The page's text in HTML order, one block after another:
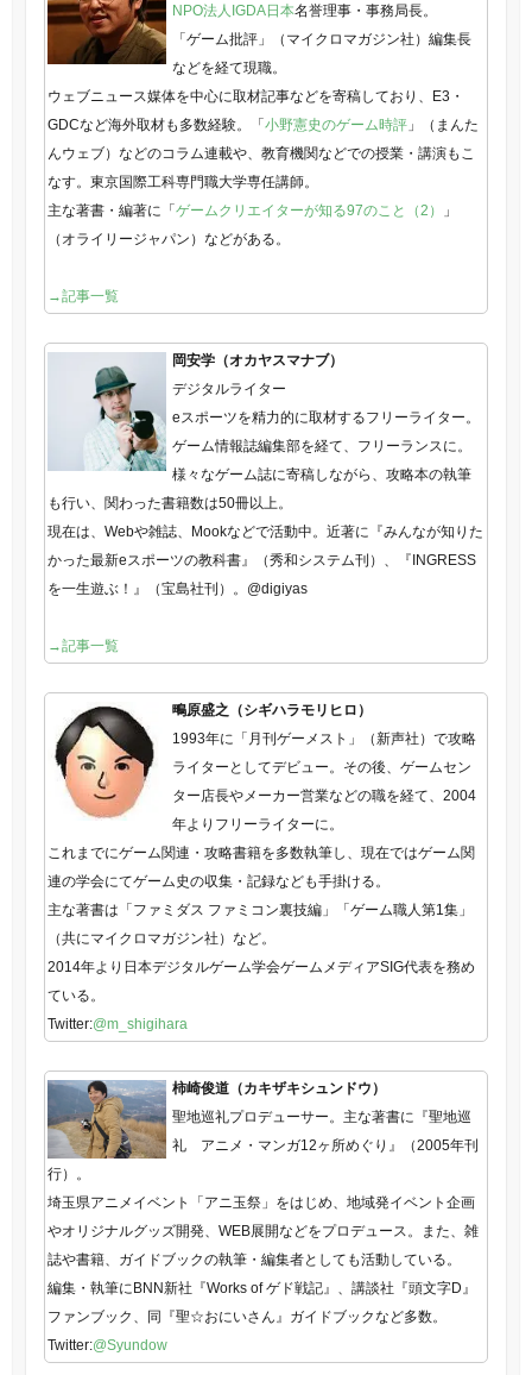
NPO法人IGDA日本名誉理事・事務局長。
「ゲーム批評」（マイクロマガジン社）編集長
などを経て現職。
ウェブニュース媒体を中心に取材記事などを寄稿しており、E3・
GDCなど海外取材も多数経験。「小野憲史のゲーム時評」（まんた
んウェブ）などのコラム連載や、教育機関などでの授業・講演もこ
なす。東京国際工科専門職大学専任講師。
主な著書・編著に「ゲームクリエイターが知る97のこと（2）
」
（オライリージャパン）などがある。
→記事一覧
岡安学（オカヤスマナブ）
デジタルライター
eスポーツを精力的に取材するフリーライター。
ゲーム情報誌編集部を経て、フリーランスに。
様々なゲーム誌に寄稿しながら、攻略本の執筆
も行い、関わった書籍数は50冊以上。
現在は、Webや雑誌、Mookなどで活動中。近著に『みんなが知りた
かった最新eスポーツの教科書』（秀和システム刊）、『INGRESS
を一生遊ぶ！』（宝島社刊）。@digiyas
→記事一覧
鴫原盛之（シギハラモリヒロ）
1993年に「月刊ゲーメスト」（新声社）で攻略
ライターとしてデビュー。その後、ゲームセン
ター店長やメーカー営業などの職を経て、2004
年よりフリーライターに。
これまでにゲーム関連・攻略書籍を多数執筆し、現在ではゲーム関
連の学会にてゲーム史の収集・記録なども手掛ける。
主な著書は「ファミダス ファミコン裏技編」「ゲーム職人第1集」
（共にマイクロマガジン社）など。
2014年より日本デジタルゲーム学会ゲームメディアSIG代表を務め
ている。
Twitter:@m_shigihara
柿崎俊道（カキザキシュンドウ）
聖地巡礼プロデューサー。主な著書に『聖地巡
礼 アニメ・マンガ12ヶ所めぐり』（2005年刊
行）。
埼玉県アニメイベント「アニ玉祭」をはじめ、地域発イベント企画
やオリジナルグッズ開発、WEB展開などをプロデュース。また、雑
誌や書籍、ガイドブックの執筆・編集者としても活動している。
編集・執筆にBNN新社『Works of ゲド戦記』、講談社『頭文字D』
ファンブック、同『聖☆おにいさん』ガイドブックなど多数。
Twitter:@Syundow